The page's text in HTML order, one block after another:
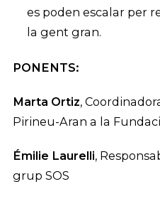
es poden escalar per
la gent gran.
PONENTS:
Marta Ortiz,
Pirineu-Aran a la
Émilie Laurelli,
grup SOS